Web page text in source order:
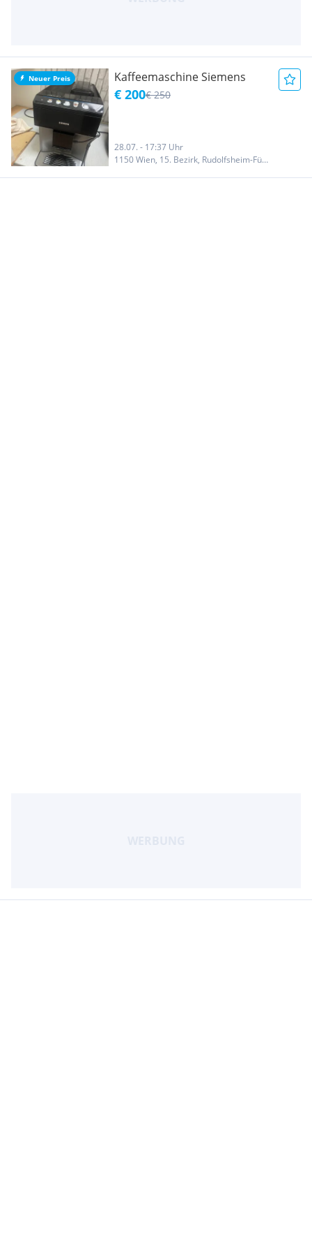
Neuer Preis Kaffeemaschine Siemens
€ 200€ 250
28.07. - 17:37 Uhr
1150 Wien, 15. Bezirk, Rudolfsheim-Fünfhaus